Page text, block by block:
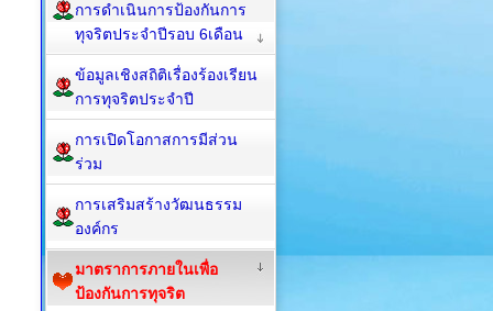
การดำเนินการป้องกันการ
ทุจริตประจำปีรอบ 6เดือน
ข้อมูลเชิงสถิติเรื่องร้องเรียน
การทุจริตประจำปี
การเปิดโอกาสการมีส่วน
ร่วม
การเสริมสร้างวัฒนธรรม
องค์กร
มาตราการภายในเพื่อ
ป้องกันการทุจริต